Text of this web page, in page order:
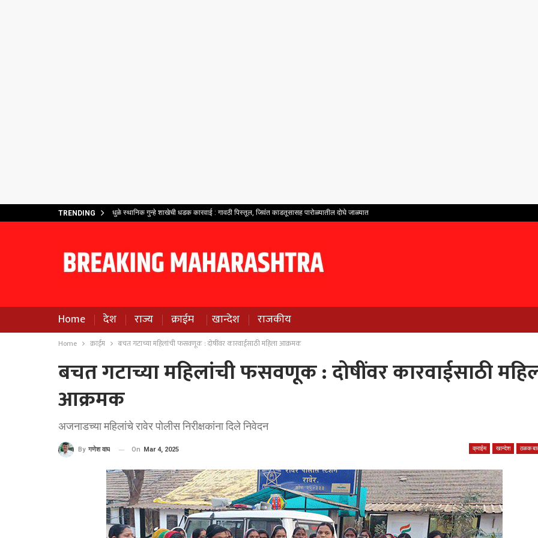
TRENDING धुळे स्थानिक गुन्हे शाखेची धडक कारवाई : गावठी पिस्तूल, जिवंत काडतूसासह पारोळ्यातील दोघे जाळ्यात
Home देश राज्य क्राईम खान्देश राजकीय
Home क्राईम बचत गटाच्या महिलांची फसवणूक : दोषींवर कारवाईसाठी महिला आक्रमक
बचत गटाच्या महिलांची फसवणूक : दोषींवर कारवाईसाठी
आक्रमक
अजनाडच्या महिलांचे रावेर पोलीस निरीक्षकांना दिले निवेदन
क्राईम खान्देश ठळक
By गणेश वाघ On Mar 4, 2025